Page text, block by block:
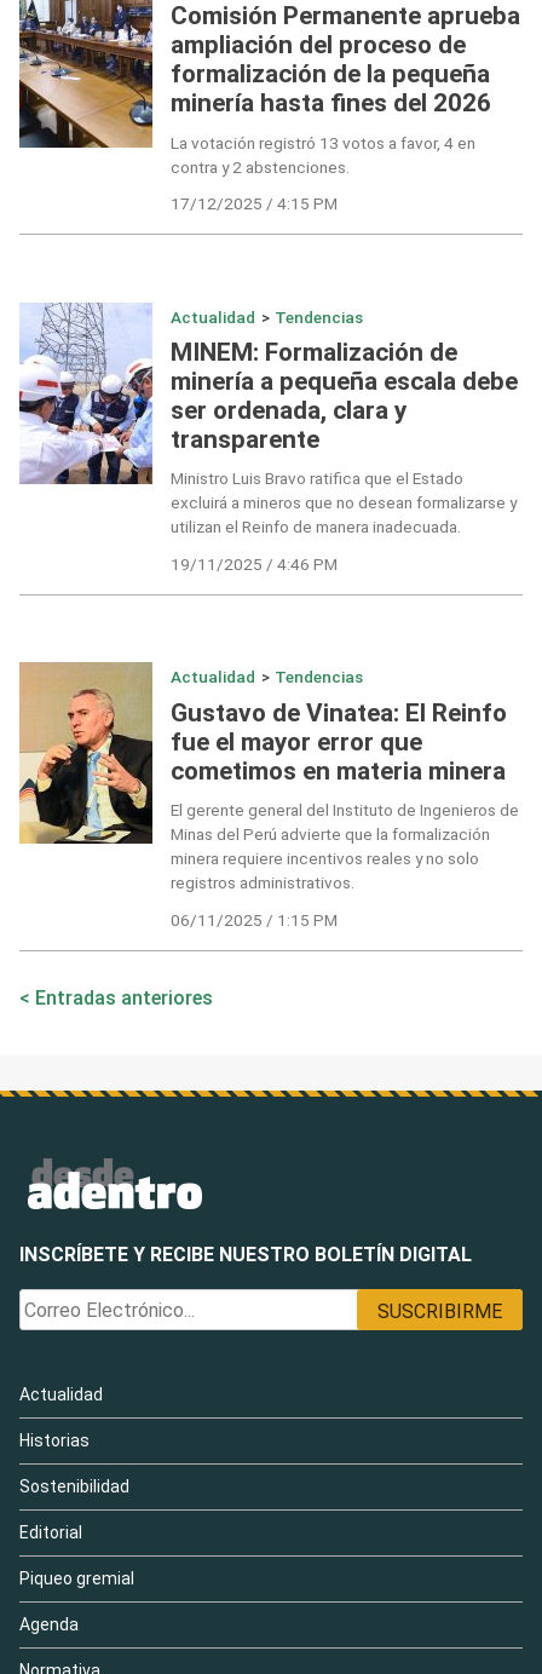
Comisión Permanente aprueba
ampliación del proceso de
formalización de la pequeña
minería hasta fines del 2026
La votación registró 13 votos a favor, 4 en
contra y 2 abstenciones.
17/12/2025 / 4:15 PM
Actualidad > Tendencias
MINEM: Formalización de
minería a pequeña escala debe
ser ordenada, clara y
transparente
Ministro Luis Bravo ratifica que el Estado
excluirá a mineros que no desean formalizarse y
utilizan el Reinfo de manera inadecuada.
19/11/2025 / 4:46 PM
Actualidad > Tendencias
Gustavo de Vinatea: El Reinfo
fue el mayor error que
cometimos en materia minera
El gerente general del Instituto de Ingenieros de
Minas del Perú advierte que la formalización
minera requiere incentivos reales y no solo
registros administrativos.
06/11/2025 / 1:15 PM
Navegación
Entradas anteriores
INSCRÍBETE Y RECIBE NUESTRO BOLETÍN DIGITAL
Actualidad
Historias
Sostenibilidad
Editorial
Piqueo gremial
Agenda
Normativa